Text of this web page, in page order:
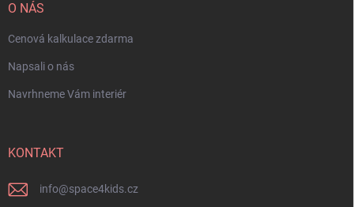
O NÁS
Cenová kalkulace zdarma
Napsali o nás
Navrhneme Vám interiér
KONTAKT
info@space4kids.cz